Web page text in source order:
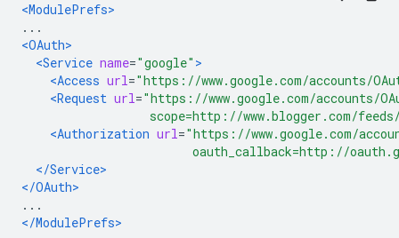
<ModulePrefs>
...
<OAuth>
<Service name="google" >
<Access url="https://www.google.com/accounts/
<Request url="https://www.google.com/accounts/
scope=http://www.blogger.com/feeds/
<Authorization url="https://www.google.com/
oauth_callback=http://
</Service>
</OAuth>
...
</ModulePrefs>